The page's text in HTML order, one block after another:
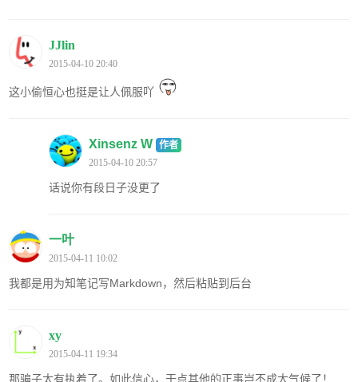
JJlin
2015-04-10 20:40
这小偷恒心也挺是让人佩服吖
Xinsenz W 作者
2015-04-10 20:57
话说你有段日子没更了
一叶
2015-04-11 10:02
我都是用为知笔记写Markdown，然后粘贴到后台
xy
2015-04-11 19:34
那骗子太有执着了。如此信心，干点其他的正事岂不成大气候了！